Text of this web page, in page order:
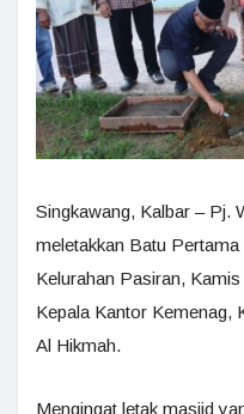
Singkawang, Kalbar – Pj.
meletakkan Batu
Kelurahan Pasiran,
Kepala Kantor Kemenag,
Al Hikmah.
Mengingat letak masjid